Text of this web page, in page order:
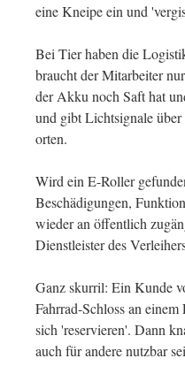
eine Kneipe ein und
Bei Tier haben die
braucht der Mitarbeiter
der Akku noch Saft hat
und gibt Lichtsignale
orten.
Wird ein E-Roller
Beschädigungen,
wieder an öffentlich
Dienstleister des
Ganz skurril: Ein Kunde
Fahrrad-Schloss an
sich 'reservieren'. Dann
auch für andere nutzbar